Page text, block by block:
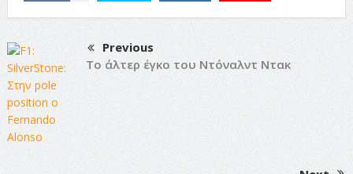
Previous
Το άλτερ έγκο του Ντόναλντ Ντακ